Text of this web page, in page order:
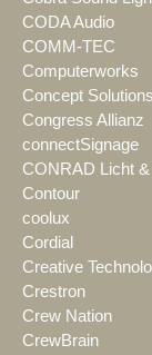
CODA Audio
COMM-TEC
Computerworks
Concept Solutions
Congress Allianz
connectSignage
CONRAD Licht
Contour
coolux
Cordial
Creative
Crestron
Crew Nation
CrewBrain